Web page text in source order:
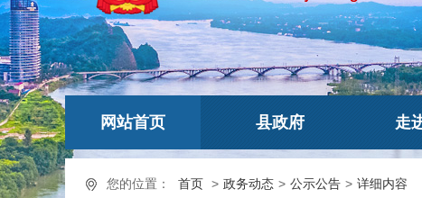
网站首页 县政府 走
您的位置： 首页 > 政务动态 > 公示公告 > 详细内容